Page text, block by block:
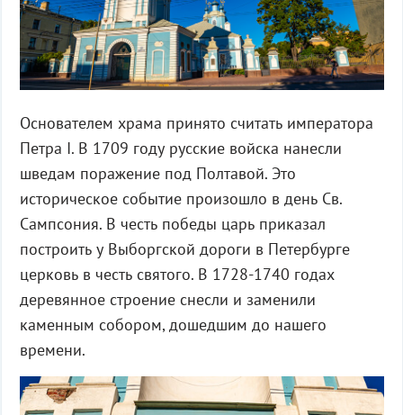
Основателем храма принято считать императора
Петра I. В 1709 году русские войска нанесли
шведам поражение под Полтавой. Это
историческое событие произошло в день Св.
Сампсония. В честь победы царь приказал
построить у Выборгской дороги в Петербурге
церковь в честь святого. В 1728-1740 годах
деревянное строение снесли и заменили
каменным собором, дошедшим до нашего
времени.